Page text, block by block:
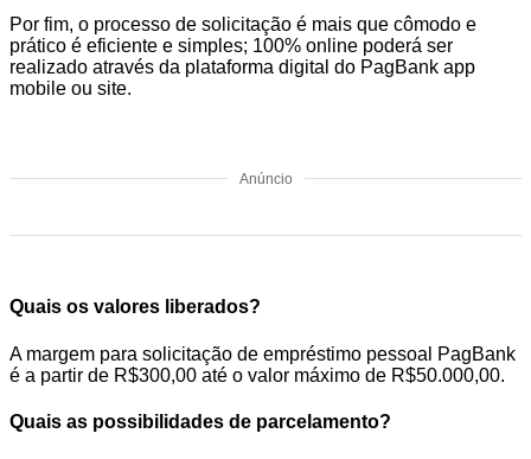
Por fim, o processo de solicitação é mais que cômodo e
prático é eficiente e simples; 100% online poderá ser
realizado através da plataforma digital do PagBank app
mobile ou site.
Anúncio
Quais os valores liberados?
A margem para solicitação de empréstimo pessoal PagBank
é a partir de R$300,00 até o valor máximo de R$50.000,00.
Quais as possibilidades de parcelamento?